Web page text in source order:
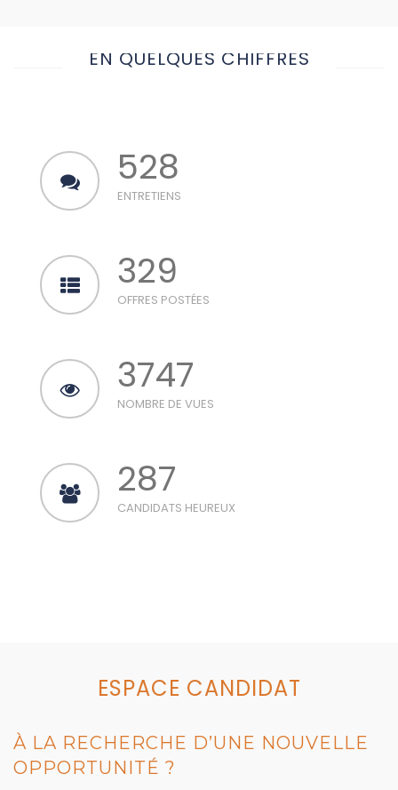
EN QUELQUES CHIFFRES
528
ENTRETIENS
329
OFFRES POSTÉES
3747
NOMBRE DE VUES
287
CANDIDATS HEUREUX
ESPACE CANDIDAT
À LA RECHERCHE D’UNE NOUVELLE
OPPORTUNITÉ ?